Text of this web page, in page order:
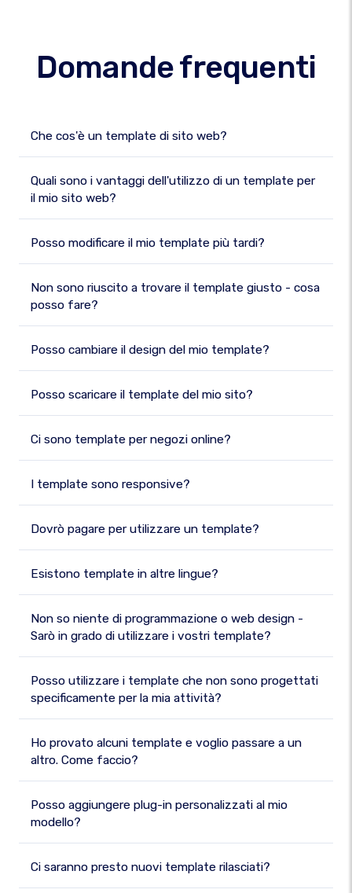
Domande frequenti
Che cos'è un template di sito web?
Quali sono i vantaggi dell'utilizzo di un template per
il mio sito web?
Posso modificare il mio template più tardi?
Non sono riuscito a trovare il template giusto - cosa
posso fare?
Posso cambiare il design del mio template?
Posso scaricare il template del mio sito?
Ci sono template per negozi online?
I template sono responsive?
Dovrò pagare per utilizzare un template?
Esistono template in altre lingue?
Non so niente di programmazione o web design -
Sarò in grado di utilizzare i vostri template?
Posso utilizzare i template che non sono progettati
specificamente per la mia attività?
Ho provato alcuni template e voglio passare a un
altro. Come faccio?
Posso aggiungere plug-in personalizzati al mio
modello?
Ci saranno presto nuovi template rilasciati?